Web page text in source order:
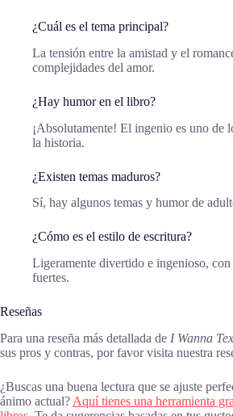
¿Cuál es el tema principal?
La tensión entre la amistad y el
complejidades del amor.
¿Hay humor en el libro?
¡Absolutamente! El ingenio es uno de
la historia.
¿Existen temas maduros?
Sí, hay algunos temas y humor de
¿Cómo es el estilo de escritura?
Ligeramente divertido e ingenioso, con
fuertes.
Reseñas
Para una reseña más detallada de I Wanna
sus pros y contras, por favor visita nuestra
¿Buscas una buena lectura que se ajuste
ánimo actual? Aquí tienes una herramienta